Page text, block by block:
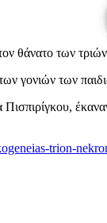
θάνατο των
γονιών των
trion-